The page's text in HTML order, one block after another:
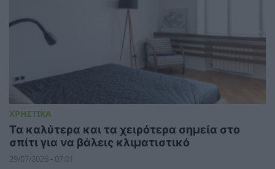
ΧΡΗΣΤΙΚΑ
Τα καλύτερα και τα χειρότερα σημεία στο
σπίτι για να βάλεις κλιματιστικό
29/07/2026 - 07:01